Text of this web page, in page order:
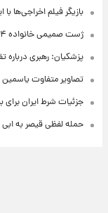
بازیگر فیلم
ژست صمیمی خانواده ۴ نفره شیلا خداداد پربازدید شد + عکس
پزشکیان: رهبری درباره
تصاویر متفاوت
جزئیات شرط ایران برای
حمله لفظی قیصر به